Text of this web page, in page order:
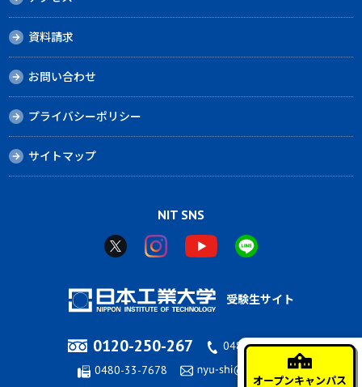
オープンキャンパス
資料請求
お問い合わせ
プライバシーポリシー
サイトマップ
NIT SNS
受験生サイト
0120-250-267
0480-33-7676
0480-33-7678